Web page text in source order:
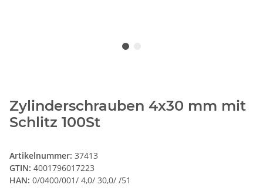
Zylinderschrauben 4x30 mm mit
Schlitz 100St
Artikelnummer: 37413
GTIN: 4001796017223
HAN: 0/0400/001/ 4,0/ 30,0/ /51